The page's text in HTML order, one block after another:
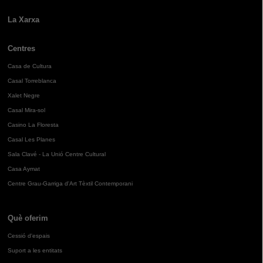
La Xarxa
Centres
Casa de Cultura
Casal Torreblanca
Xalet Negre
Casal Mira-sol
Casino La Floresta
Casal Les Planes
Sala Clavé - La Unió Centre Cultural
Casa Aymat
Centre Grau-Garriga d'Art Tèxtil Contemporani
Què oferim
Cessió d'espais
Suport a les entitats